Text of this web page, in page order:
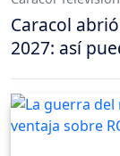
Caracol
2027: así